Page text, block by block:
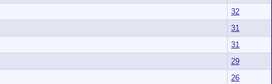
32
31
31
29
26